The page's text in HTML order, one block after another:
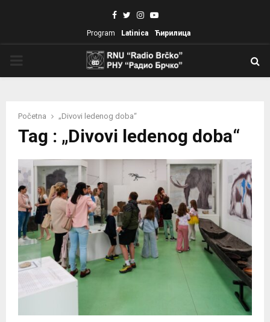
Facebook
TwitterInstagram
Youtube
Program Latinica Ћирилица
Početna „Divovi ledenog doba“
Tag : „Divovi ledenog doba“